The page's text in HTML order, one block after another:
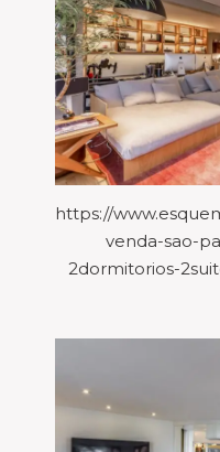
https://
venda-sao-
2dormitorios-